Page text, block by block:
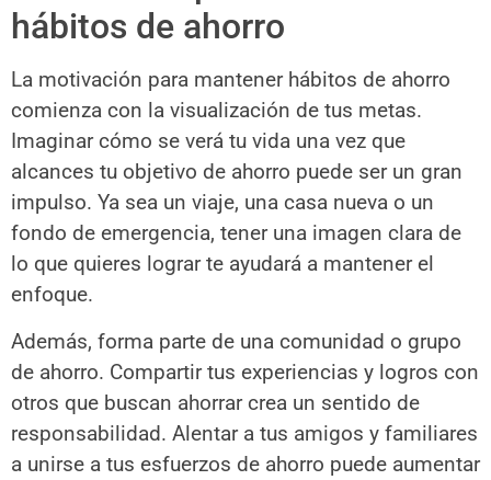
hábitos de ahorro
La motivación para mantener hábitos de ahorro
comienza con la visualización de tus metas.
Imaginar cómo se verá tu vida una vez que
alcances tu objetivo de ahorro puede ser un gran
impulso. Ya sea un viaje, una casa nueva o un
fondo de emergencia, tener una imagen clara de
lo que quieres lograr te ayudará a mantener el
enfoque.
Además, forma parte de una comunidad o grupo
de ahorro. Compartir tus experiencias y logros con
otros que buscan ahorrar crea un sentido de
responsabilidad. Alentar a tus amigos y familiares
a unirse a tus esfuerzos de ahorro puede aumentar